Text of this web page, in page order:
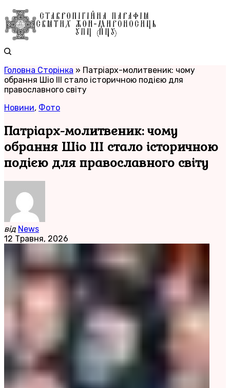
Головна Сторінка » Патріарх-молитвеник: чому
обрання Шіо III стало історичною подією для
православного світу
Новини, Фото
Патріарх-молитвеник: чому
обрання Шіо III стало історичною
подією для православного світу
від News
12 Травня, 2026